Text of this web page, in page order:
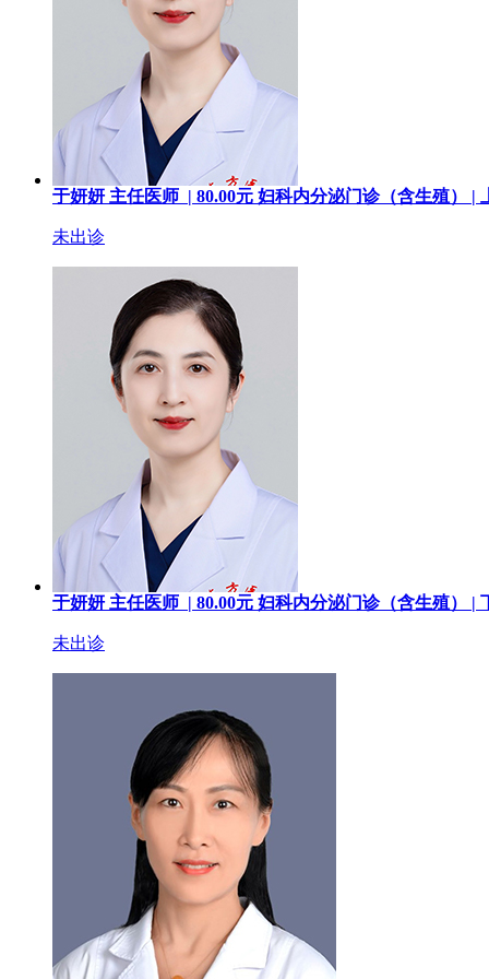
于妍妍 主任医师 | 80.00元 妇科内分泌门诊（含生殖） |
未出诊
于妍妍 主任医师 | 80.00元 妇科内分泌门诊（含生殖） |
未出诊